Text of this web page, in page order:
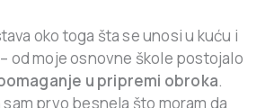
oko toga šta se unosi u kuću i
od moje osnovne škole postojalo
u pripremi obroka.
sam prvo besnela što moram da